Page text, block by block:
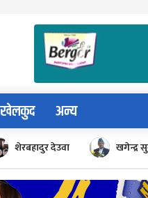
खेलकुद अन्य
शेरबहादुर देउवा खगेन्द्र